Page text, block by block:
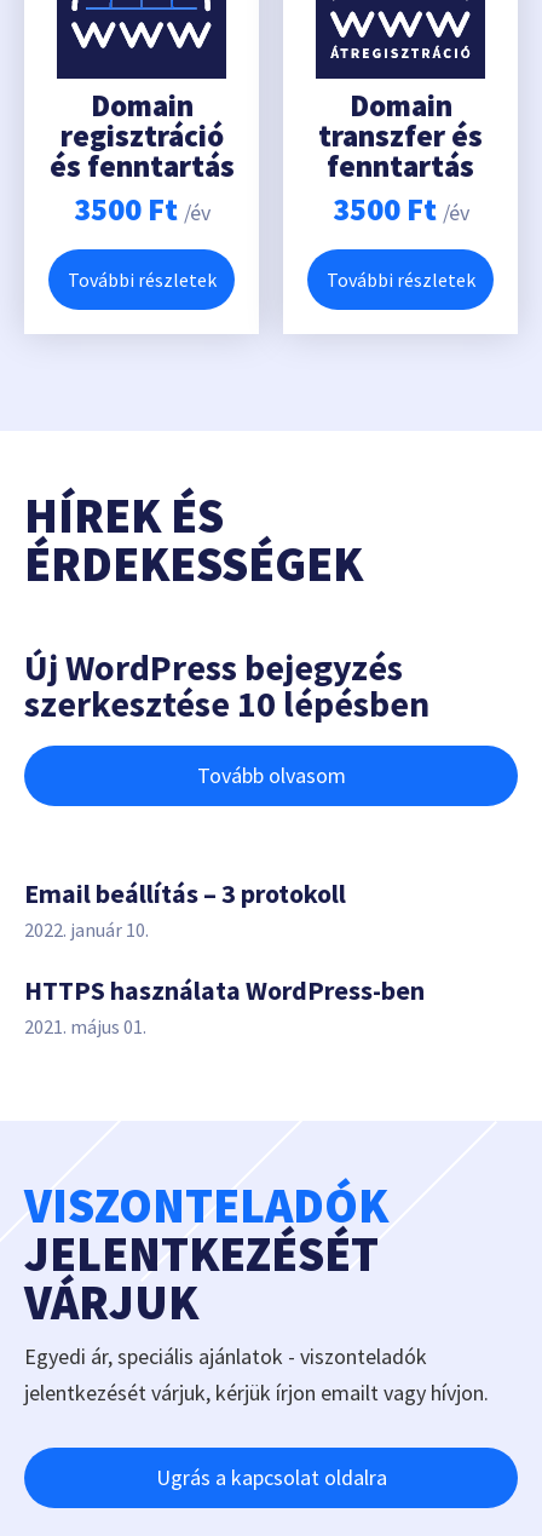
Domain
regisztráció
és fenntartás
3500 Ft /év
További részletek
Domain
transzfer és
fenntartás
3500 Ft /év
További részletek
HÍREK ÉS
ÉRDEKESSÉGEK
Új WordPress bejegyzés
szerkesztése 10 lépésben
Tovább olvasom
Email beállítás – 3 protokoll
2022. január 10.
HTTPS használata WordPress-ben
2021. május 01.
VISZONTELADÓK
JELENTKEZÉSÉT
VÁRJUK
Egyedi ár, speciális ajánlatok - viszonteladók
jelentkezését várjuk, kérjük írjon emailt vagy hívjon.
Ugrás a kapcsolat oldalra